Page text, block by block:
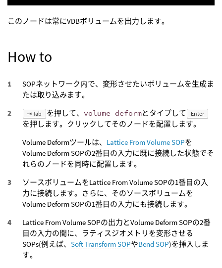
このノードは常にVDBボリュームを出力します。
How to
SOPネットワーク内で、変形させたいボリュームを生成ま
たは取り込みます。
⇥ Tab を押して、 volume deformとタイプして Enter
を押します。クリックしてそのノードを配置します。
Volume Deformツールは、 Lattice From Volume SOPを
Volume Deform SOPの2番目の入力に既に接続した状態でそ
れらのノードを同時に配置します。
ソースボリュームをLattice From Volume SOPの1番目の入
力に接続します。さらに、そのソースボリュームを
Volume Deform SOPの1番目の入力にも接続します。
Lattice From Volume SOPの出力とVolume Deform SOPの2番
目の入力の間に、ラティスジオメトリを変形させる
SOPs(例えば、 Soft Transform SOPやBend SOP)を挿入しま
す。